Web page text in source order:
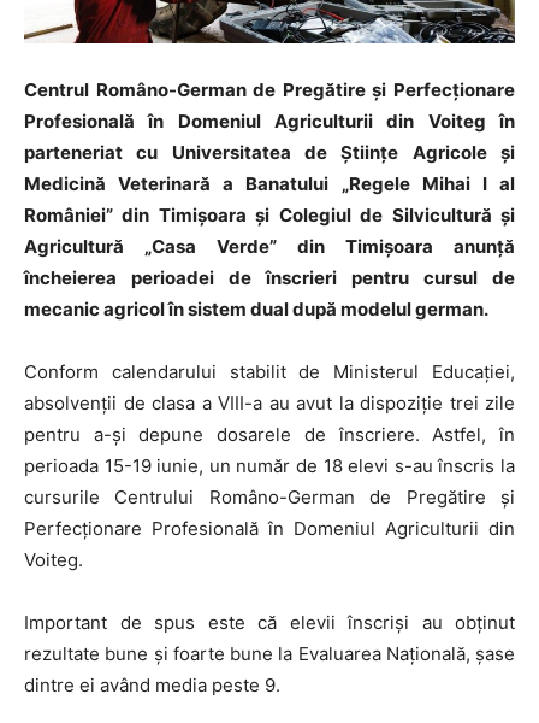
Centrul Româno-German de Pregătire şi Perfecţionare
Profesională în Domeniul Agriculturii din Voiteg în
parteneriat cu Universitatea de Ştiinţe Agricole şi
Medicină Veterinară a Banatului „Regele Mihai I al
României” din Timişoara şi Colegiul de Silvicultură şi
Agricultură „Casa Verde” din Timişoara anunţă
încheierea perioadei de înscrieri pentru cursul de
mecanic agricol în sistem dual după modelul german.
Conform calendarului stabilit de Ministerul Educaţiei,
absolvenţii de clasa a VIII-a au avut la dispoziţie trei zile
pentru a-şi depune dosarele de înscriere. Astfel, în
perioada 15-19 iunie, un număr de 18 elevi s-au înscris la
cursurile Centrului Româno-German de Pregătire şi
Perfecţionare Profesională în Domeniul Agriculturii din
Voiteg.
Important de spus este că elevii înscrişi au obţinut
rezultate bune şi foarte bune la Evaluarea Naţională, şase
dintre ei având media peste 9.